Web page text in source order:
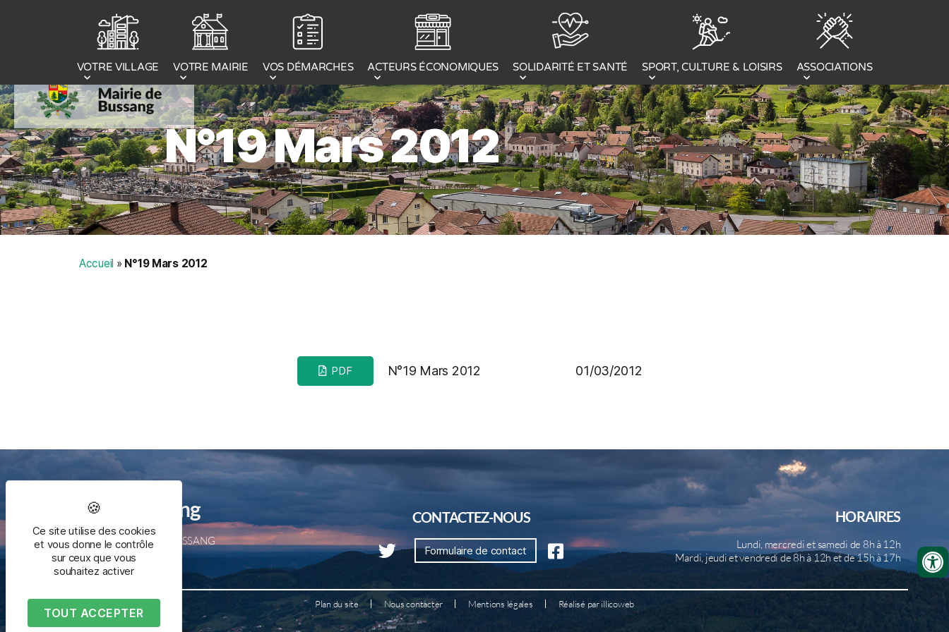
VOTRE VILLAGE VOTRE MAIRIE VOS DÉMARCHES ACTEURS ÉCONOMIQUES SOLIDARITÉ ET SANTÉ SPORT, CULTURE & LOISIRS ASSOCIATIONS
N°19 Mars 2012
Accueil » N°19 Mars 2012
PDF N°19 Mars 2012 01/03/2012
Mairie de Bussang
2 place de la mairie – 88540 BUSSANG
Tél. 03 29 61 50 05
CONTACTEZ-NOUS
Formulaire de contact
HORAIRES
Lundi, mercredi et samedi de 8h à 12h
Mardi, jeudi et vendredi de 8h à 12h et de 15h à 17h
Plan du site Nous contacter Mentions légales Réalisé par illicoweb
Ce site utilise des cookies
et vous donne le contrôle
sur ceux que vous
souhaitez activer
TOUT ACCEPTER